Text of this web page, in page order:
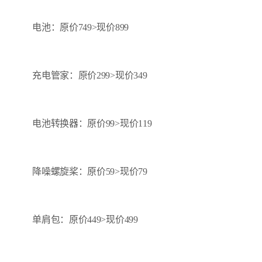
电池：原价749>现价899
充电管家：原价299>现价349
电池转换器：原价99>现价119
降噪螺旋桨：原价59>现价79
单肩包：原价449>现价499